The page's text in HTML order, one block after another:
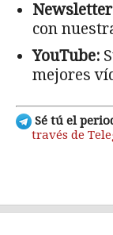
con
YouTube:
mejores
Sé tú el
través de